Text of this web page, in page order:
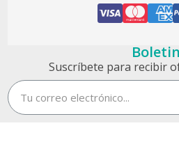
Boletin
Suscríbete para recibir